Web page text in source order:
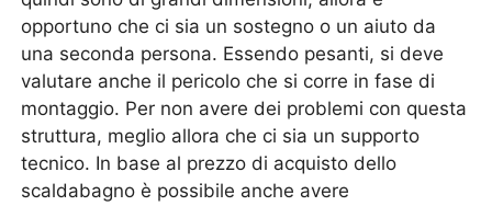
opportuno che ci sia un sostegno o un aiuto da
una seconda persona. Essendo pesanti, si deve
valutare anche il pericolo che si corre in fase di
montaggio. Per non avere dei problemi con questa
struttura, meglio allora che ci sia un supporto
tecnico. In base al prezzo di acquisto dello
scaldabagno è possibile anche avere